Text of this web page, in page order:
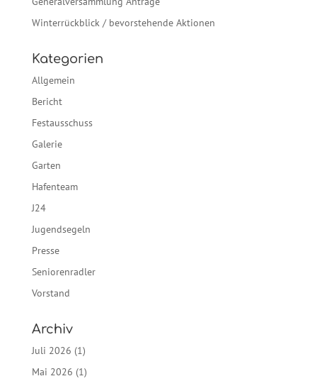
Winterrückblick / bevorstehende Aktionen
Kategorien
Allgemein
Bericht
Festausschuss
Galerie
Garten
Hafenteam
J24
Jugendsegeln
Presse
Seniorenradler
Vorstand
Archiv
Juli 2026 (1)
Mai 2026 (1)